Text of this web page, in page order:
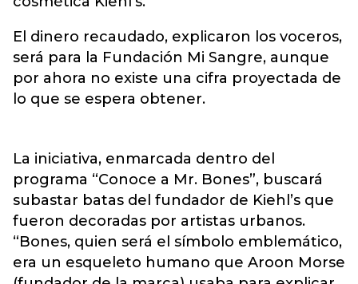
El dinero recaudado, explicaron los voceros,
será para la Fundación Mi Sangre, aunque
por ahora no existe una cifra proyectada de
lo que se espera obtener.
La iniciativa, enmarcada dentro del
programa “Conoce a Mr. Bones”, buscará
subastar batas del fundador de Kiehl’s que
fueron decoradas por artistas urbanos.
“Bones, quien será el símbolo emblemático,
era un esqueleto humano que Aroon Morse